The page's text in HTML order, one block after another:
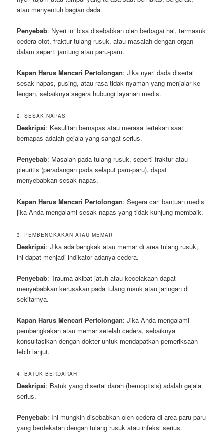
atau menyentuh bagian dada.
Penyebab: Nyeri ini bisa disebabkan oleh berbagai hal, termasuk
cedera otot, fraktur tulang rusuk, atau masalah dengan organ
dalam seperti jantung atau paru-paru.
Kapan Harus Mencari Pertolongan: Jika nyeri dada disertai
sesak napas, pusing, atau rasa tidak nyaman yang menjalar ke
lengan, sebaiknya segera hubungi layanan medis.
2. SESAK NAPAS
Deskripsi: Kesulitan bernapas atau merasa tertekan saat
bernapas adalah gejala yang sangat serius.
Penyebab: Masalah pada tulang rusuk, seperti fraktur atau
pleuritis (peradangan pada selaput paru-paru), dapat
menyebabkan sesak napas.
Kapan Harus Mencari Pertolongan: Segera cari bantuan medis
jika Anda mengalami sesak napas yang tidak kunjung membaik.
3. PEMBENGKAKAN ATAU MEMAR
Deskripsi: Jika ada bengkak atau memar di area tulang rusuk,
ini dapat menjadi indikator adanya cedera.
Penyebab: Trauma akibat jatuh atau kecelakaan dapat
menyebabkan kerusakan pada tulang rusuk atau jaringan di
sekitarnya.
Kapan Harus Mencari Pertolongan: Jika Anda mengalami
pembengkakan atau memar setelah cedera, sebaiknya
konsultasikan dengan dokter untuk mendapatkan pemeriksaan
lebih lanjut.
4. BATUK BERDARAH
Deskripsi: Batuk yang disertai darah (hemoptisis) adalah gejala
serius.
Penyebab: Ini mungkin disebabkan oleh cedera di area paru-paru
yang berdekatan dengan tulang rusuk atau infeksi serius.